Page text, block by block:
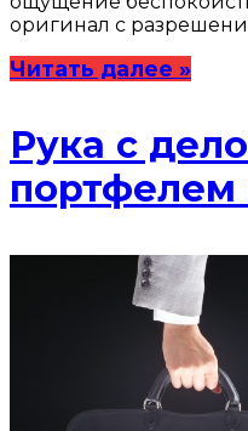
оригинал с
Читать далее »
Рука с